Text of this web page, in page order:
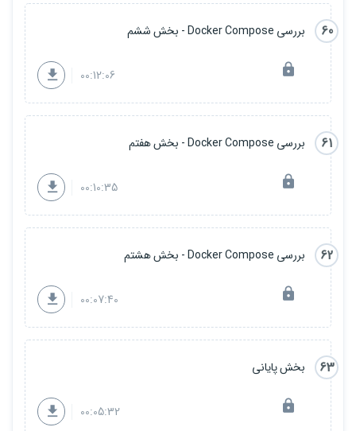
60 بررسی Docker Compose - بخش ششم
00:12:06
61 بررسی Docker Compose - بخش هفتم
00:10:35
62 بررسی Docker Compose - بخش هشتم
00:07:40
63 بخش پایانی
00:05:32